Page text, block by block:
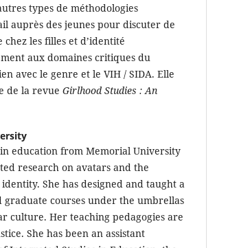
types de méthodologies
auprès des jeunes pour discuter de
les filles et d’identité
aux domaines critiques du
avec le genre et le VIH / SIDA. Elle
de la revue Girlhood Studies : An
in education from Memorial University
research on avatars and the
She has designed and taught a
courses under the umbrellas
culture. Her teaching pedagogies are
She has been an assistant